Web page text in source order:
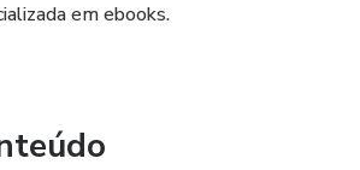
em ebooks.